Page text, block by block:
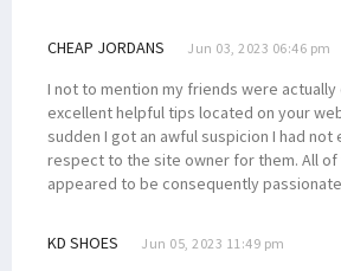
CHEAP JORDANS Jun 03, 2023 06:46 pm
I not to mention my friends were actually
excellent helpful tips located on your
sudden I got an awful suspicion I had not
respect to the site owner for them. All of
appeared to be consequently
KD SHOES Jun 05, 2023 11:49 pm